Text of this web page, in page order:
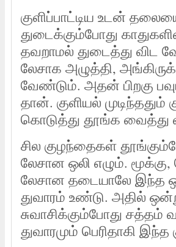
குளிப்பாட்டிய உடன்
துடைக்கும்போது
தவறாமல் துடைத்து விட
லேசாக அழுத்தி,
வேண்டும். அதன் பிறகு
தான். குளியல் முடிந்ததும்
கொடுத்து தூங்க வைத்து
சில குழந்தைகள்
லேசான ஒலி எழும்.
லேசான தடையாலே இந்த
துவாரம் உண்டு. அதில்
சுவாசிக்கும்போது சத்தம்
துவாரமும் பெரிதாகி இந்த